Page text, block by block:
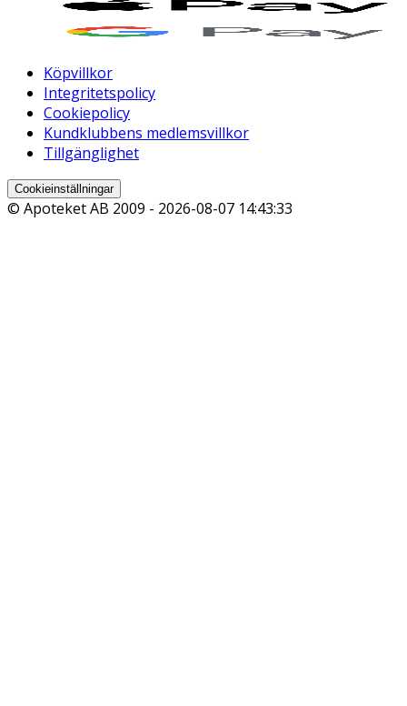
Köpvillkor
Integritetspolicy
Cookiepolicy
Kundklubbens medlemsvillkor
Tillgänglighet
Cookieinställningar
© Apoteket AB 2009 - 2026-08-07 14:43:33